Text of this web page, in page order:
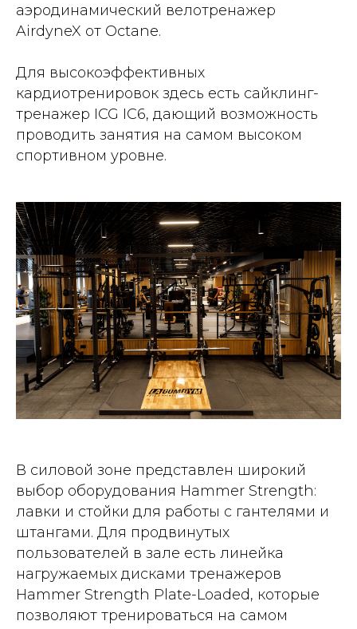
аэродинамический велотренажер
AirdyneX от Octane.
Для высокоэффективных
кардиотренировок здесь есть сайклинг-
тренажер ICG IC6, дающий возможность
проводить занятия на самом высоком
спортивном уровне.
В силовой зоне представлен широкий
выбор оборудования Hammer Strength:
лавки и стойки для работы с гантелями и
штангами. Для продвинутых
пользователей в зале есть линейка
нагружаемых дисками тренажеров
Hammer Strength Plate-Loaded, которые
позволяют тренироваться на самом